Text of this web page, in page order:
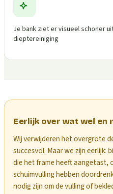
Je bank ziet er visueel schoner
dieptereiniging
Eerlijk over wat wel en
Wij verwijderen het overgrote
succesvol. Maar we zijn eerlijk:
die het frame heeft aangetast,
schuimvulling hebben
nodig zijn om de vulling of